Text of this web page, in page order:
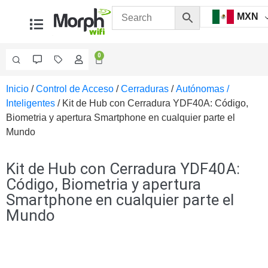
MXN
0
Videovigilancia
Accesorios
Generales
Accesorios
Fibra Accesorios
para
Computadora
y
Smartphones
Inicio /Control de Acceso /Cerraduras /Autónomas /
Inteligentes / Kit de Hub con Cerradura YDF40A: Código,
Biometria y apertura Smartphone en cualquier parte el
Mundo
Kit de Hub con Cerradura YDF40A:
Código, Biometria y apertura
Smartphone en cualquier parte el
Mundo